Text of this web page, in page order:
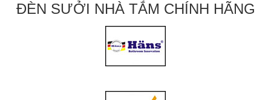
ĐÈN SƯỞI NHÀ TẮM CHÍNH HÃNG